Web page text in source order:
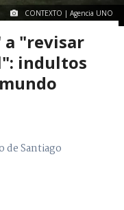
CONTEXTO | Agencia UNO
a "revisar
indultos
de Santiago